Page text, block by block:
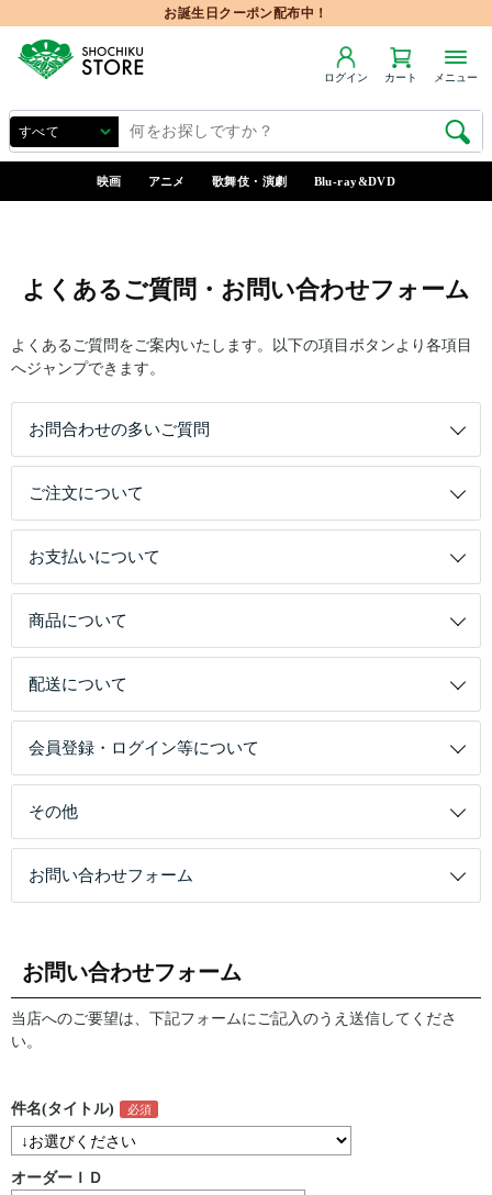
お誕生日クーポン配布中！
ログイン カート メニュー
映画 アニメ 歌舞伎・演劇 Blu-ray&DVD
よくあるご質問・お問い合わせフォーム
よくあるご質問をご案内いたします。以下の項目ボタンより各項目
へジャンプできます。
お問合わせの多いご質問
ご注文について
お支払いについて
商品について
配送について
会員登録・ログイン等について
その他
お問い合わせフォーム
お問い合わせフォーム
当店へのご要望は、下記フォームにご記入のうえ送信してくださ
い。
件名(タイトル)
オーダーＩＤ